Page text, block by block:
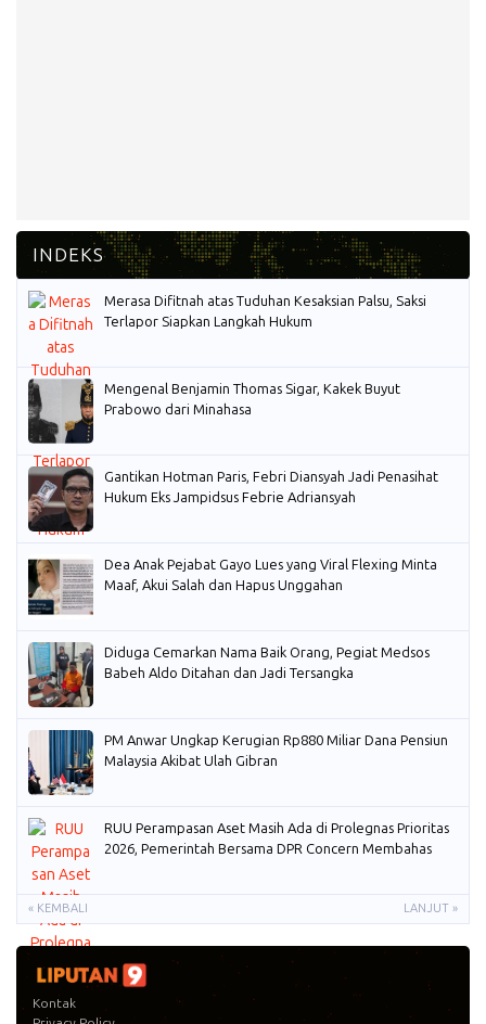
Merasa Difitnah atas Tuduhan Kesaksian Palsu, Saksi
Terlapor Siapkan Langkah Hukum
Mengenal Benjamin Thomas Sigar, Kakek Buyut
Prabowo dari Minahasa
Gantikan Hotman Paris, Febri Diansyah Jadi Penasihat
Hukum Eks Jampidsus Febrie Adriansyah
Dea Anak Pejabat Gayo Lues yang Viral Flexing Minta
Maaf, Akui Salah dan Hapus Unggahan
Diduga Cemarkan Nama Baik Orang, Pegiat Medsos
Babeh Aldo Ditahan dan Jadi Tersangka
PM Anwar Ungkap Kerugian Rp880 Miliar Dana Pensiun
Malaysia Akibat Ulah Gibran
RUU Perampasan Aset Masih Ada di Prolegnas Prioritas
2026, Pemerintah Bersama DPR Concern Membahas
« KEMBALI LANJUT »
Kontak